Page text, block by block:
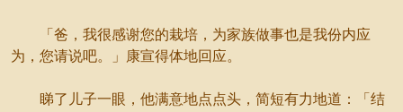
「爸，我很感谢您的栽培，为家族做事也是我份内应
为，您请说吧。」康宣得体地回应。
睇了儿子一眼，他满意地点点头，简短有力地道：「结